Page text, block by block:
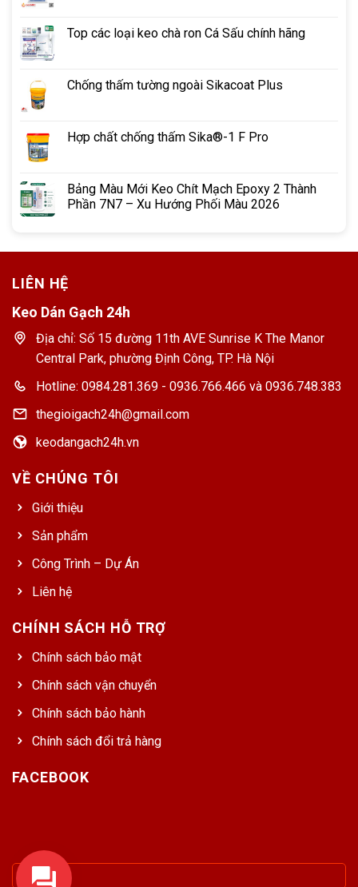
Top các loại keo chà ron Cá Sấu chính hãng
Chống thấm tường ngoài Sikacoat Plus
Hợp chất chống thấm Sika®-1 F Pro
Bảng Màu Mới Keo Chít Mạch Epoxy 2 Thành
Phần 7N7 – Xu Hướng Phối Màu 2026
LIÊN HỆ
Keo Dán Gạch 24h
Địa chỉ: Số 15 đường 11th AVE Sunrise K The Manor
Central Park, phường Định Công, TP. Hà Nội
Hotline: 0984.281.369 - 0936.766.466 và 0936.748.383
thegioigach24h@gmail.com
keodangach24h.vn
VỀ CHÚNG TÔI
Giới thiệu
Sản phẩm
Công Trình – Dự Án
Liên hệ
CHÍNH SÁCH HỖ TRỢ
Chính sách bảo mật
Chính sách vận chuyển
Chính sách bảo hành
Chính sách đổi trả hàng
FACEBOOK